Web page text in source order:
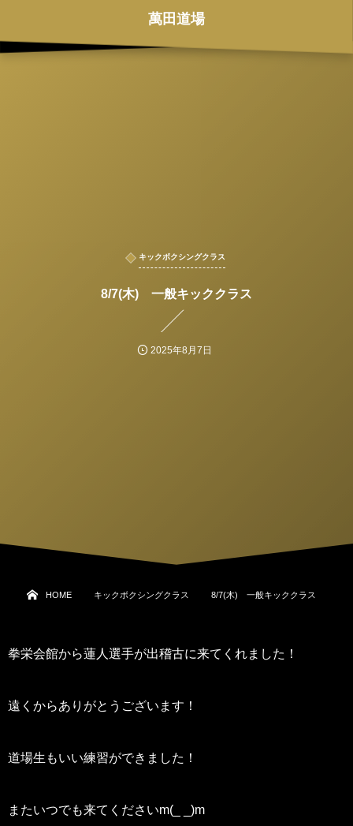
萬田道場
キックボクシングクラス
8/7(木) 一般キッククラス
2025年8月7日
HOME キックボクシングクラス 8/7(木) 一般キッククラス
拳栄会館から蓮人選手が出稽古に来てくれました！
遠くからありがとうございます！
道場生もいい練習ができました！
またいつでも来てくださいm(_ _)m